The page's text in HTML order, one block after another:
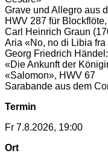
Grave und Allegro aus
HWV 287 für
Carl Heinrich Graun
Aria «No, no di Libia
Georg Friedrich Händel:
«Die Ankunft der
«Salomon», HWV 67
Sarabande aus dem
Termin
Fr 7.8.2026, 19:00
Ort